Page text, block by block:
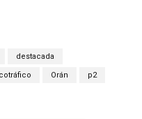
destacada
Orán p2